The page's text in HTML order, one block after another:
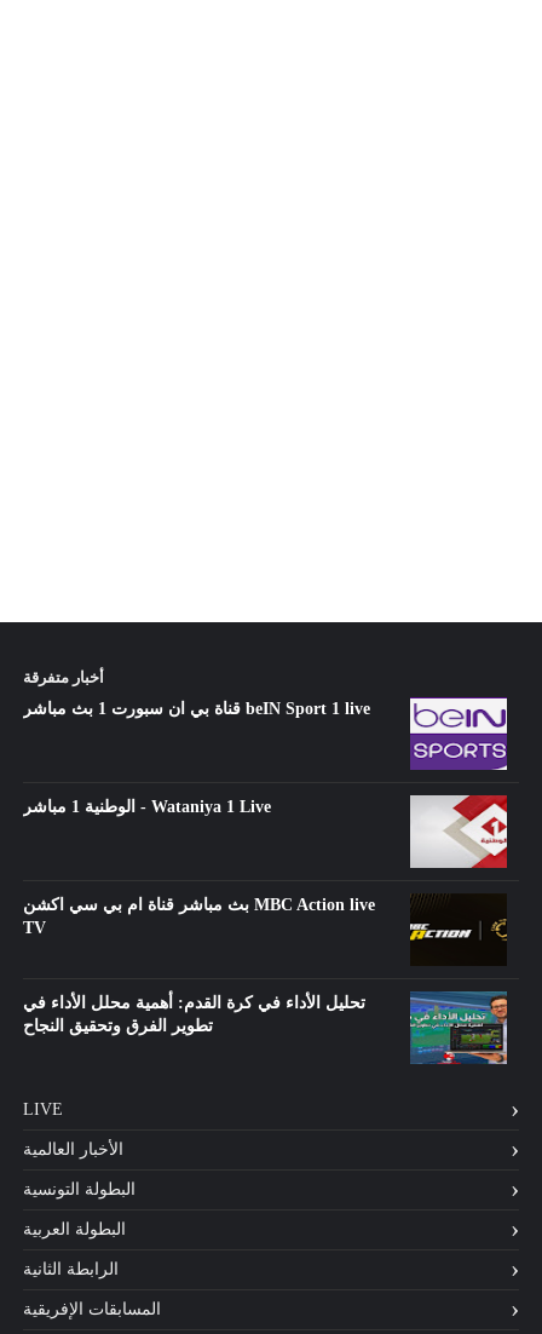
أخبار متفرقة
قناة بي ان سبورت 1 بث مباشر beIN Sport 1 live
الوطنية 1 مباشر - Wataniya 1 Live
بث مباشر قناة ام بي سي اكشن MBC Action live
TV
تحليل الأداء في كرة القدم: أهمية محلل الأداء في
تطوير الفرق وتحقيق النجاح
LIVE
الأخبار العالمية
البطولة التونسية
البطولة العربية
الرابطة الثانية
المسابقات الإفريقية